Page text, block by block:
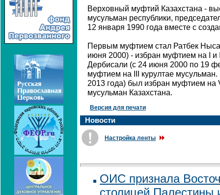
Верховный муфтий Казахстана -
мусульман республики,
12 января 1990 года вместе с
Первым муфтием стал Ратбек
июня 2000) - избран муфтием на I и
Дербисали (с 24 июня 2000 по 19
муфтием на III курултае
2013 года) был избран муфтием на
мусульман Казахстана.
Версия для печати
Новости
Настройка ленты
ОИС признала
столицей Палестины